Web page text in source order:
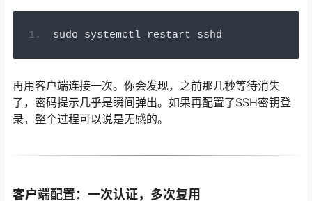
sudo systemctl restart sshd
再用客户端连接一次。你会发现，之前那几秒等待消失
了，密码提示几乎是瞬间弹出。如果再配置了SSH密钥登
录，整个过程可以说是无感的。
客户端配置：一次认证，多次复用